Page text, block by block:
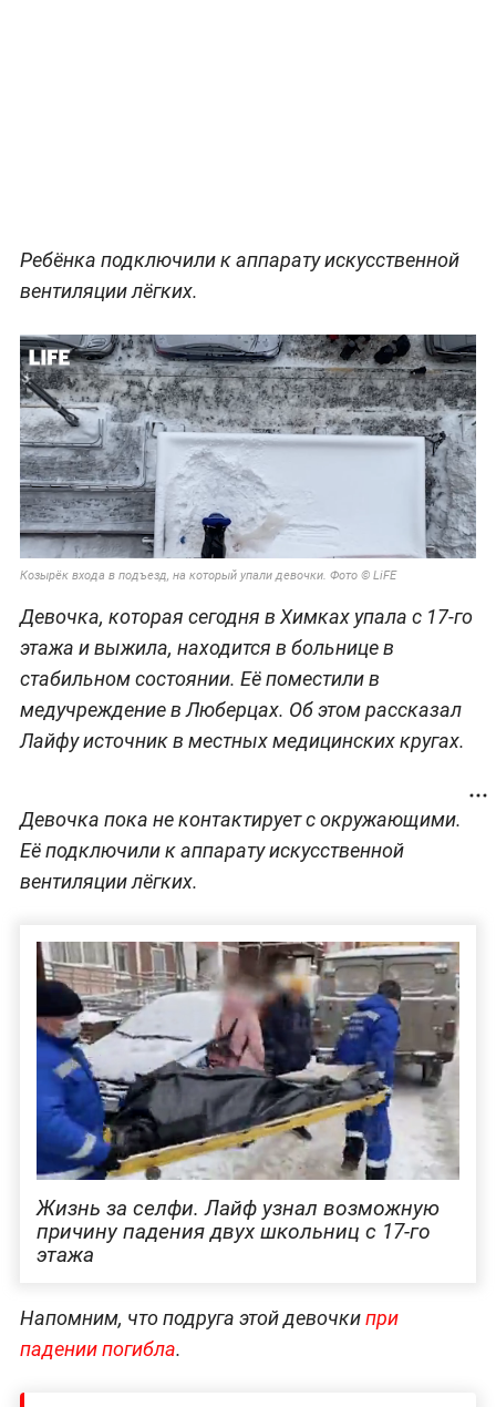
Ребёнка подключили к аппарату искусственной
вентиляции лёгких.
Козырёк входа в подъезд, на который упали девочки. Фото © LiFE
Девочка, которая сегодня в Химках упала с 17-го
этажа и выжила, находится в больнице в
стабильном состоянии. Её поместили в
медучреждение в Люберцах. Об этом рассказал
Лайфу источник в местных медицинских кругах.
Девочка пока не контактирует с окружающими.
Её подключили к аппарату искусственной
вентиляции лёгких.
Жизнь за селфи. Лайф узнал возможную
причину падения двух школьниц с 17-го
этажа
Напомним, что подруга этой девочкипри
падении погибла.